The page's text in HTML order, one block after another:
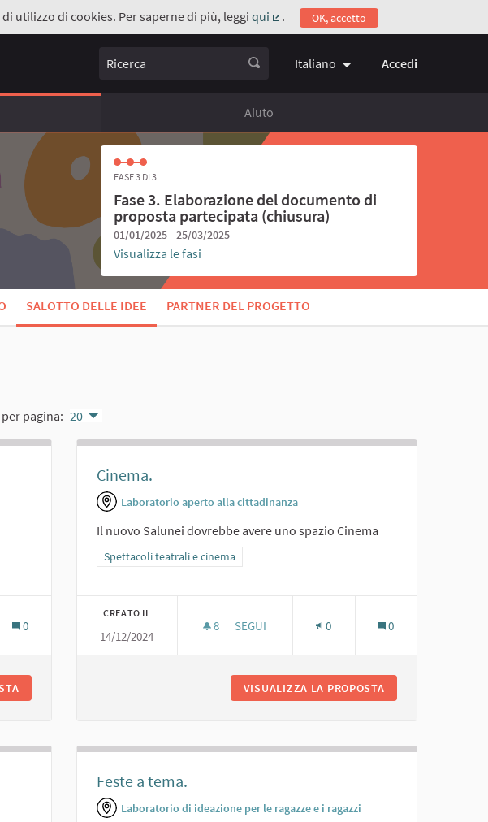
utilizzo di cookies. Per saperne di più, leggi qui
(Collegamento esterno)
. OK, accetto
Ricerca Italiano Choose language
Accedi
Aiuto
FASE 3 DI 3
Fase 3. Elaborazione del documento di
proposta partecipata (chiusura)
01/01/2025 - 25/03/2025
Visualizza le fasi
SALOTTO DELLE IDEE PARTNER DEL PROGETTO
pagina: 20
0
Cinema.
Laboratorio aperto alla cittadinanza
Il nuovo Salunei dovrebbe avere uno spazio Cinema
Filtra i risultati per categoria: Spettacoli teatrali e cinema
Spettacoli teatrali e cinema
CREATO IL
14/12/2024
8 8 SOSTENITORI
SEGUI 0 0
VISUALIZZA LA PROPOSTA
Feste a tema.
Laboratorio di ideazione per le ragazze e i ragazzi